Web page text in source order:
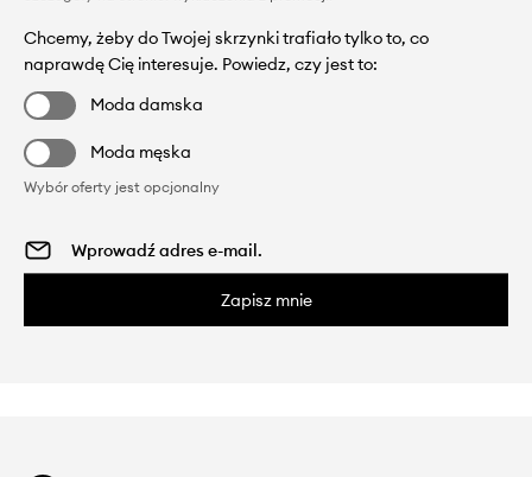
Chcemy, żeby do Twojej skrzynki trafiało tylko to, co
naprawdę Cię interesuje. Powiedz, czy jest to:
Moda damska
Moda męska
Wybór oferty jest opcjonalny
Zapisz mnie